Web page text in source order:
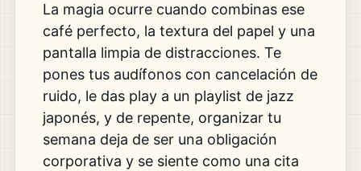
La magia ocurre cuando combinas ese
café perfecto, la textura del papel y una
pantalla limpia de distracciones. Te
pones tus audífonos con cancelación de
ruido, le das play a un playlist de jazz
japonés, y de repente, organizar tu
semana deja de ser una obligación
corporativa y se siente como una cita